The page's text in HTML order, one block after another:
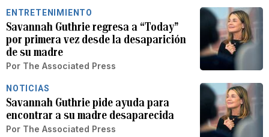
ENTRETENIMIENTO
Savannah Guthrie regresa a “Today”
por primera vez desde la desaparición
de su madre
Por The Associated Press
NOTICIAS
Savannah Guthrie pide ayuda para
encontrar a su madre desaparecida
Por The Associated Press